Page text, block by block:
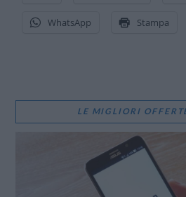
WhatsApp Stampa
LE MIGLIORI